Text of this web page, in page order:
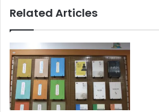
Related Articles